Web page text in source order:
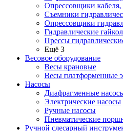
Опрессовщики кабеля,
Съемники
Опрессовщики
Гидравлические
Прессы
Ещё 3
Весовое оборудование
Весы крановые
Весы платформенные
Насосы
Диафрагменные
Электрические насосы
Ручные насосы
Пневматические
Ручной слесарный